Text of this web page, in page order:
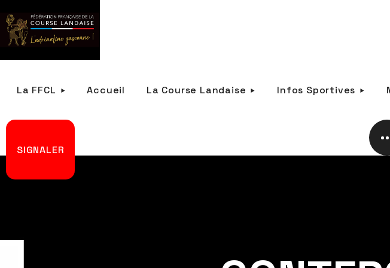
La FFCL Accueil La Course Landaise Infos Sportives
SIGNALER